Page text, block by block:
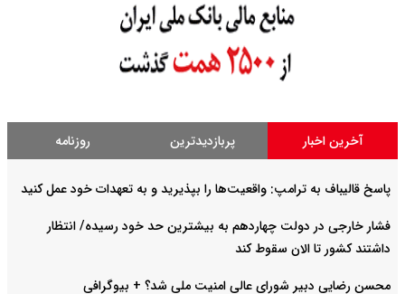
آخرین اخبار پربازدیدترین روزنامه
پاسخ قالیباف به ترامپ: واقعیت‌ها را بپذیرید و به تعهدات خود عمل کنید
فشار خارجی در دولت چهاردهم به بیشترین حد خود رسیده/ انتظار
داشتند کشور تا الان سقوط کند
محسن رضایی دبیر شورای عالی امنیت ملی شد؟ + بیوگرافی